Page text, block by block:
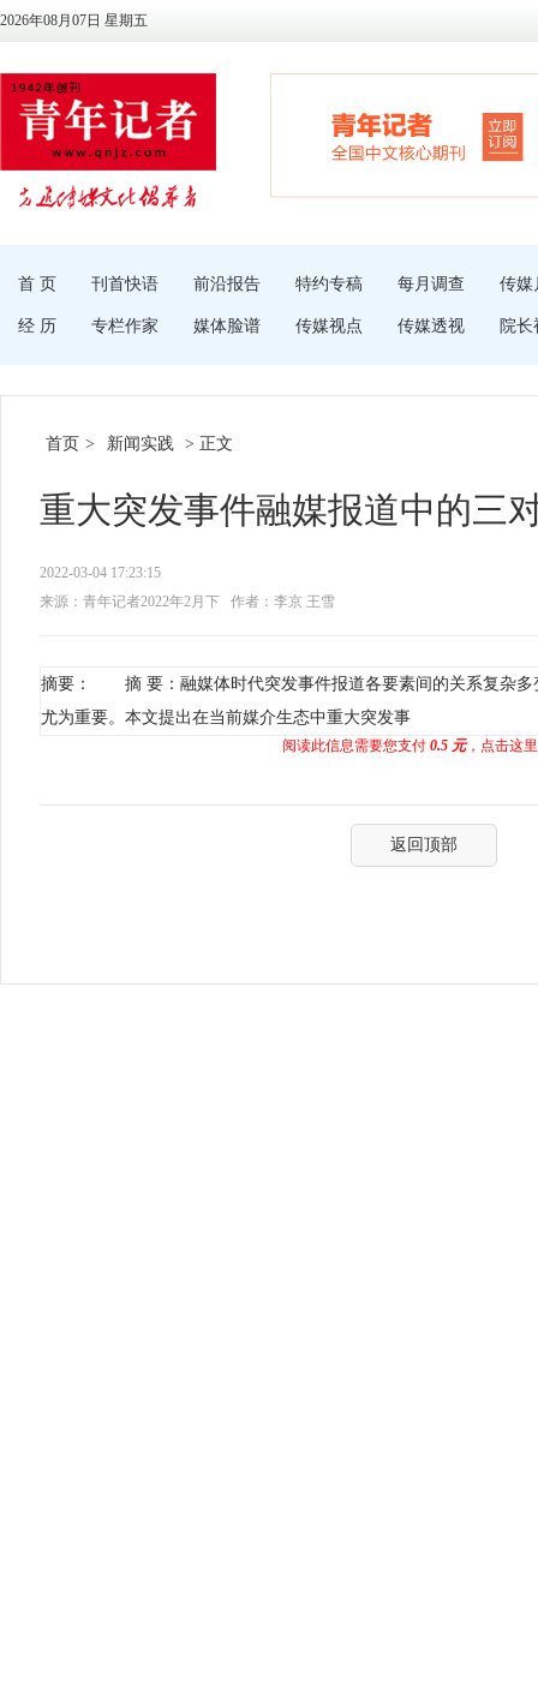
2026年08月07日 星期五
首 页 刊首快语 前沿报告 特约专稿 每月调查 传媒
经 历 专栏作家 媒体脸谱 传媒视点 传媒透视 院长
首页 > 新闻实践 > 正文
重大突发事件融媒报道中的三
2022-03-04 17:23:15
来源：青年记者2022年2月下
作者：李京 王雪
摘要： 摘 要：融媒体时代突发事件报道各要素间的关系复杂多
尤为重要。本文提出在当前媒介生态中重大突发事
阅读此信息需要您支付 0.5 元，点击这
返回顶部